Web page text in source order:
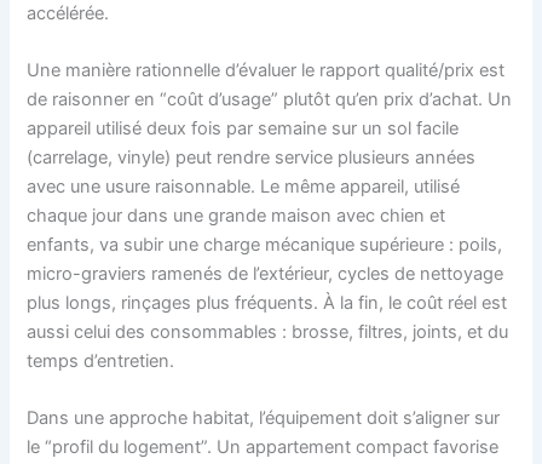
accélérée.
Une manière rationnelle d’évaluer le rapport qualité/prix est
de raisonner en “coût d’usage” plutôt qu’en prix d’achat. Un
appareil utilisé deux fois par semaine sur un sol facile
(carrelage, vinyle) peut rendre service plusieurs années
avec une usure raisonnable. Le même appareil, utilisé
chaque jour dans une grande maison avec chien et
enfants, va subir une charge mécanique supérieure : poils,
micro-graviers ramenés de l’extérieur, cycles de nettoyage
plus longs, rinçages plus fréquents. À la fin, le coût réel est
aussi celui des consommables : brosse, filtres, joints, et du
temps d’entretien.
Dans une approche habitat, l’équipement doit s’aligner sur
le “profil du logement”. Un appartement compact favorise